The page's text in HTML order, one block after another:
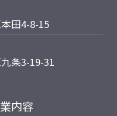
田4-8-15
条3-19-31
内容